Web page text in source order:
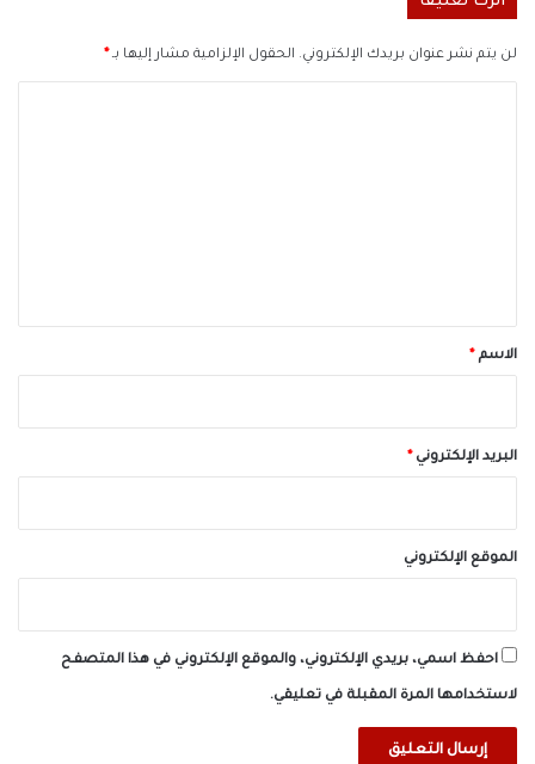
لن يتم نشر عنوان بريدك الإلكتروني. الحقول الإلزامية مشار إليها بـ*
*الاسم*
البريد الإلكتروني*
الموقع الإلكتروني
احفظ اسمي، بريدي الإلكتروني، والموقع الإلكتروني في هذا المتصفح
لاستخدامها المرة المقبلة في تعليقي.